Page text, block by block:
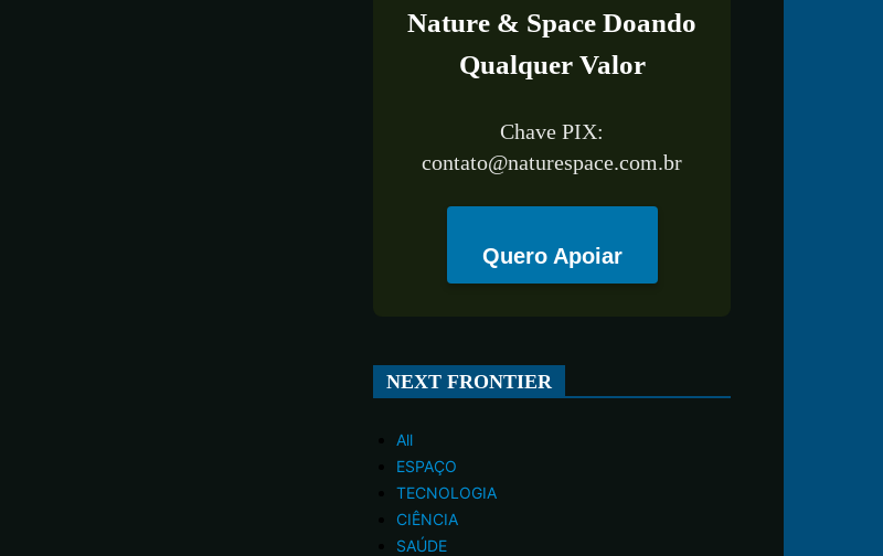
Nature & Space Doando
Qualquer Valor
Chave PIX:
contato@naturespace.com.br
Quero Apoiar
NEXT FRONTIER
All
ESPAÇO
TECNOLOGIA
CIÊNCIA
SAÚDE